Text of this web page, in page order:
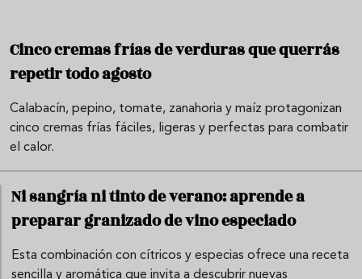
Cinco cremas frías de verduras que querrás
repetir todo agosto
Calabacín, pepino, tomate, zanahoria y maíz protagonizan
cinco cremas frías fáciles, ligeras y perfectas para combatir
el calor.
Ni sangría ni tinto de verano: aprende a
preparar granizado de vino especiado
Esta combinación con cítricos y especias ofrece una receta
sencilla y aromática que invita a descubrir nuevas